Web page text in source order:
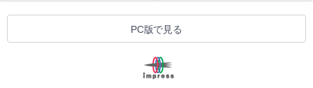
PC版で見る